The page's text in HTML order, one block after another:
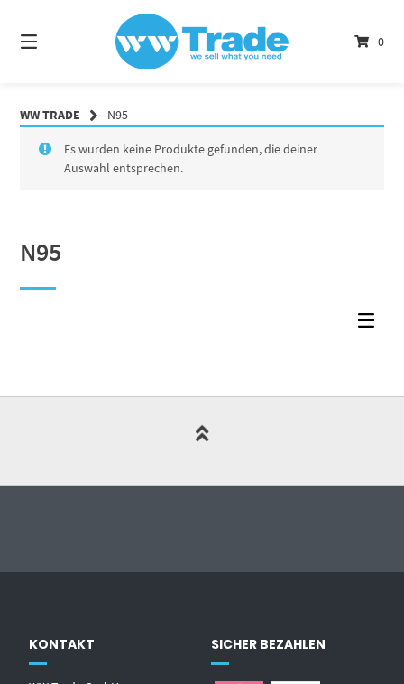
Inhalt
0
WW TRADE N95
N95
Es wurden keine Produkte gefunden, die deiner
Auswahl entsprechen.
KONTAKT SICHER BEZAHLEN